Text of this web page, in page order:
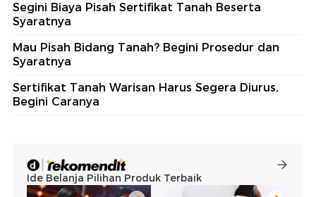
Segini Biaya Pisah Sertifikat Tanah Beserta
Syaratnya
Mau Pisah Bidang Tanah? Begini Prosedur dan
Syaratnya
Sertifikat Tanah Warisan Harus Segera Diurus,
Begini Caranya